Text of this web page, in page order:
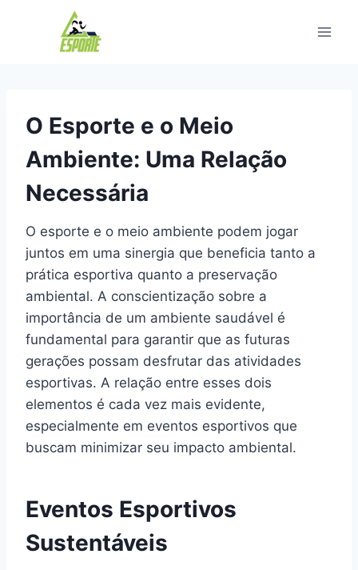
O Esporte e o Meio
Ambiente: Uma Relação
Necessária
O esporte e o meio ambiente podem jogar
juntos em uma sinergia que beneficia tanto a
prática esportiva quanto a preservação
ambiental. A conscientização sobre a
importância de um ambiente saudável é
fundamental para garantir que as futuras
gerações possam desfrutar das atividades
esportivas. A relação entre esses dois
elementos é cada vez mais evidente,
especialmente em eventos esportivos que
buscam minimizar seu impacto ambiental.
Eventos Esportivos
Sustentáveis